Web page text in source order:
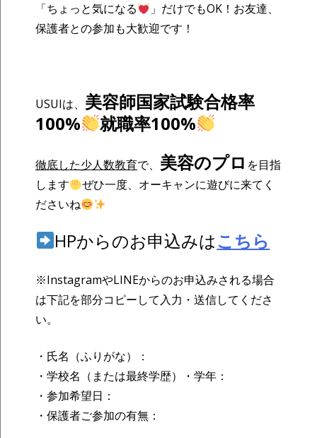
「ちょっと気になる
」だけでもOK！お友達、
保護者との参加も大歓迎です！
USUIは、 美容師国家試験合格率
100%
就職率100%
徹底した少人数教育で、 美容のプロ を目指
します
ぜひ一度、オーキャンに遊びに来てく
ださいね
HPからのお申込みはこちら
※InstagramやLINEからのお申込みされる場合
は下記を部分コピーして入力・送信してくださ
い。
・氏名（ふりがな）：
・学校名（または最終学歴）・学年：
・参加希望日：
・保護者ご参加の有無：